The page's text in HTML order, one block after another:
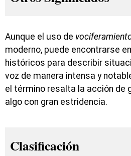
Aunque el uso de
moderno, puede encontrarse
históricos para describir
voz de manera intensa y
el término resalta la acción de
algo con gran estridencia.
Clasificación